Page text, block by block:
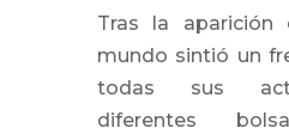
Tras la aparición
mundo sintió un
todas sus
diferentes